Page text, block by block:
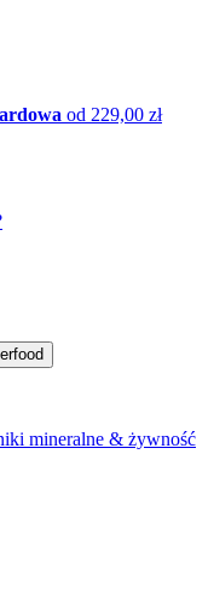
od 229,00 zł
mineralne & żywność